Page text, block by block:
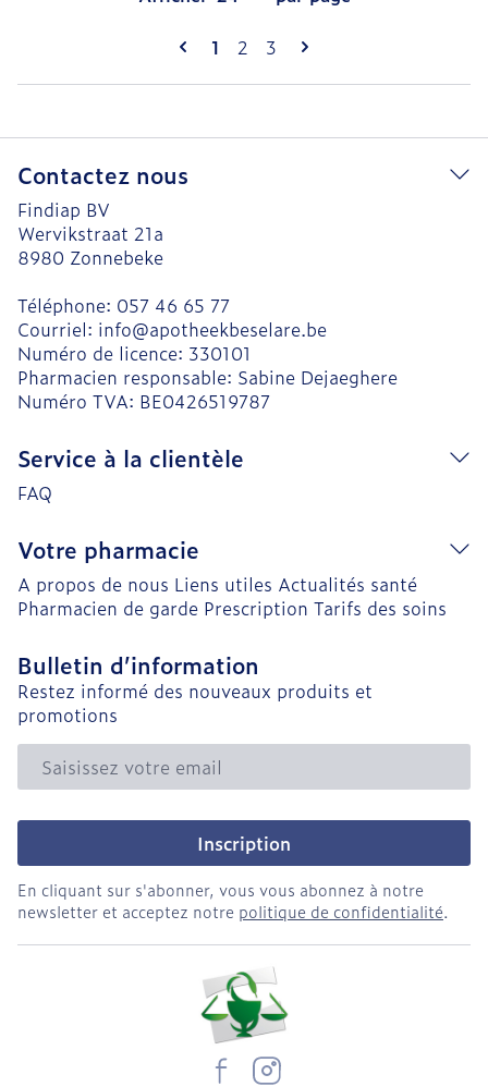
Pages
Vous lisez actuellement la page
1 Page
2 Page
3
Contactez nous
Findiap BV
Wervikstraat 21a
8980 Zonnebeke
Téléphone: 057 46 65 77
Courriel: info@apotheekbeselare.be
Numéro de licence: 330101
Pharmacien responsable: Sabine Dejaeghere
Numéro TVA: BE0426519787
Service à la clientèle
FAQ
Votre pharmacie
A propos de nous Liens utiles Actualités santé
Pharmacien de garde Prescription Tarifs des soins
Bulletin d’information
Restez informé des nouveaux produits et
promotions
Adresse mail
Inscription
En cliquant sur s'abonner, vous vous abonnez à notre
newsletter et acceptez notre politique de confidentialité.